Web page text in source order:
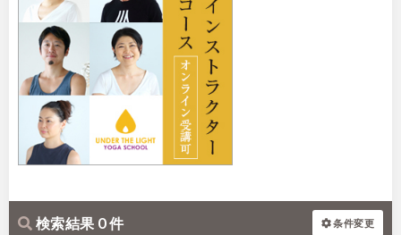
検索結果 0 件 条件変更